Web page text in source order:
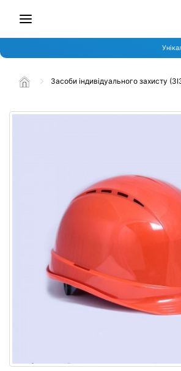
Засоби індивідуального захисту